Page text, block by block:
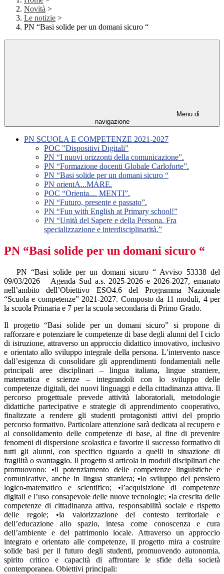
Novità >
Le notizie >
PN “Basi solide per un domani sicuro “
Menu di
navigazione
PN SCUOLA E COMPETENZE 2021-2027
POC "Dispositivi Digitali"
PN “I nuovi orizzonti della comunicazione”.
PN “Formazione docenti Globale Carloforte”.
PN “Basi solide per un domani sicuro “
PN orientA...MARE.
POC “Orienta.... MENTI”.
PN “Futuro, presente e passato”.
PN “Fun with English at Primary school!”
PN “Unità del Sapere e della Persona. Fra
specializzazione e interdisciplinarità.”
PN “Basi solide per un domani sicuro “
PN “Basi solide per un domani sicuro “ Avviso 53338 del
09/03/2026 – Agenda Sud a.s. 2025-2026 e 2026-2027, emanato
nell’ambito dell’Obiettivo ESO4.6 del Programma Nazionale
“Scuola e competenze” 2021-2027. Composto da 11 moduli, 4 per
la scuola Primaria e 7 per la scuola secondaria di Primo Grado.
Il progetto “Basi solide per un domani sicuro” si propone di
rafforzare e potenziare le competenze di base degli alunni del I ciclo
di istruzione, attraverso un approccio didattico innovativo, inclusivo
e orientato allo sviluppo integrale della persona. L’intervento nasce
dall’esigenza di consolidare gli apprendimenti fondamentali nelle
principali aree disciplinari – lingua italiana, lingue straniere,
matematica e scienze – integrandoli con lo sviluppo delle
competenze digitali, dei nuovi linguaggi e della cittadinanza attiva. Il
percorso progettuale prevede attività laboratoriali, metodologie
didattiche partecipative e strategie di apprendimento cooperativo,
finalizzate a rendere gli studenti protagonisti attivi del proprio
percorso formativo. Particolare attenzione sarà dedicata al recupero e
al consolidamento delle competenze di base, al fine di prevenire
fenomeni di dispersione scolastica e favorire il successo formativo di
tutti gli alunni, con specifico riguardo a quelli in situazione di
fragilità o svantaggio. Il progetto si articola in moduli disciplinari che
promuovono: •il potenziamento delle competenze linguistiche e
comunicative, anche in lingua straniera; •lo sviluppo del pensiero
logico-matematico e scientifico; •l’acquisizione di competenze
digitali e l’uso consapevole delle nuove tecnologie; •la crescita delle
competenze di cittadinanza attiva, responsabilità sociale e rispetto
delle regole; •la valorizzazione del contesto territoriale e
dell’educazione allo spazio, intesa come conoscenza e cura
dell’ambiente e del patrimonio locale. Attraverso un approccio
integrato e orientato alle competenze, il progetto mira a costruire
solide basi per il futuro degli studenti, promuovendo autonomia,
spirito critico e capacità di affrontare le sfide della società
contemporanea. Obiettivi principali: